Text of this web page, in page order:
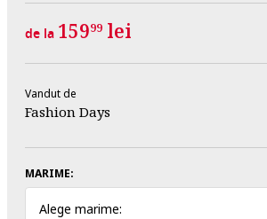
de la 15999 lei
Vandut de
Fashion Days
MARIME:
Alege marime: